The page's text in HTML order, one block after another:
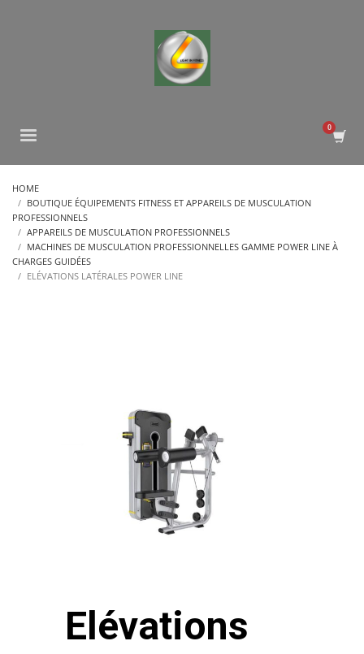
HOME
BOUTIQUE ÉQUIPEMENTS FITNESS ET APPAREILS DE MUSCULATION
PROFESSIONNELS
APPAREILS DE MUSCULATION PROFESSIONNELS
MACHINES DE MUSCULATION PROFESSIONNELLES GAMME POWER LINE À
CHARGES GUIDÉES
ELÉVATIONS LATÉRALES POWER LINE
Elévations